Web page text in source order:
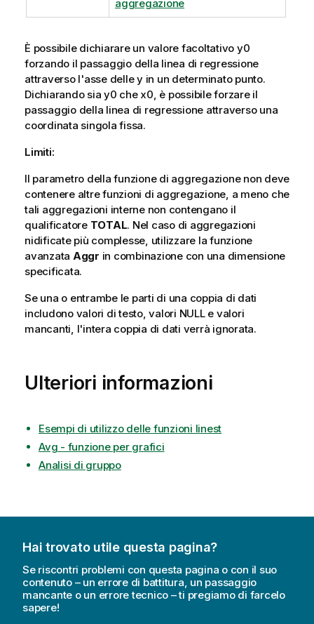
aggregazione
È possibile dichiarare un valore facoltativo y0
forzando il passaggio della linea di regressione
attraverso l'asse delle y in un determinato punto.
Dichiarando sia y0 che x0, è possibile forzare il
passaggio della linea di regressione attraverso una
coordinata singola fissa.
Limiti:
Il parametro della funzione di aggregazione non deve
contenere altre funzioni di aggregazione, a meno che
tali aggregazioni interne non contengano il
qualificatore TOTAL. Nel caso di aggregazioni
nidificate più complesse, utilizzare la funzione
avanzata Aggr in combinazione con una dimensione
specificata.
Se una o entrambe le parti di una coppia di dati
includono valori di testo, valori NULLe valori
mancanti, l'intera coppia di dati verrà ignorata.
Ulteriori informazioni
Esempi di utilizzo delle funzioni linest
Avg - funzione per grafici
Analisi di gruppo
Hai trovato utile questa pagina?
Se riscontri problemi con questa pagina o con il suo
contenuto – un errore di battitura, un passaggio
mancante o un errore tecnico – ti pregiamo di farcelo
sapere!